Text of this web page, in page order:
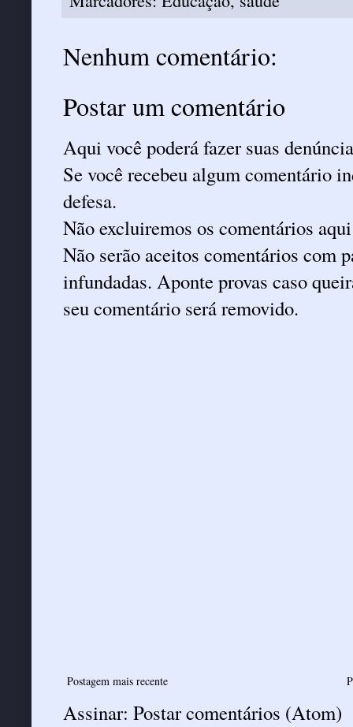
Nenhum comentário:
Postar um comentário
Aqui você poderá fazer suas
Se você recebeu algum comentário
defesa.
Não excluiremos os comentários
Não serão aceitos comentários com
infundadas. Aponte provas caso
seu comentário será removido.
Postagem mais recente
Assinar: Postar comentários (Atom)